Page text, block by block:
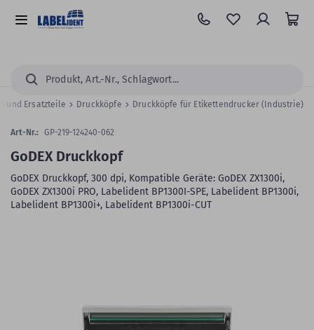
Hauptinhalt
springen
Alle
Suchen...
und Ersatzteile Druckköpfe Druckköpfe für Etikettendrucker (Industrie)
GoDEX Druckkopf
GoDEX Druckkopf, 300 dpi, Kompatible Geräte: GoDEX ZX1300i,
GoDEX ZX1300i PRO, Labelident BP1300I-SPE, Labelident BP1300i,
Labelident BP1300i+, Labelident BP1300i-CUT
Art-Nr.: GP-219-124240-062